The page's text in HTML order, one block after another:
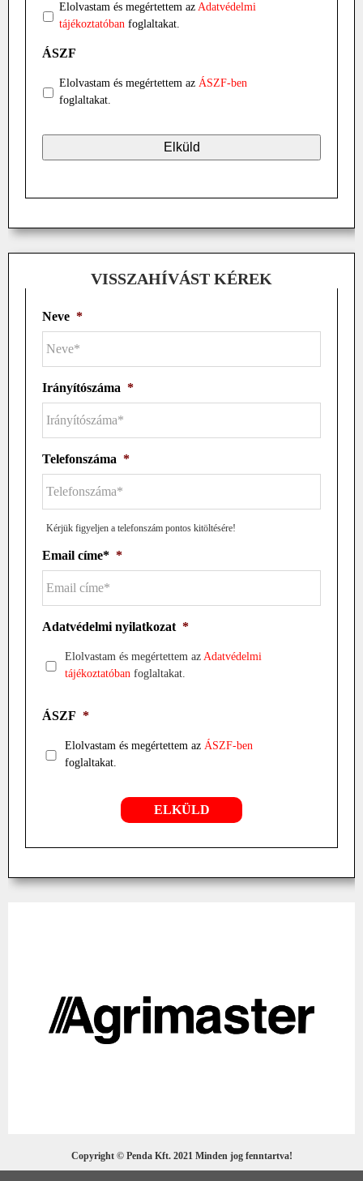
Elolvastam és megértettem az Adatvédelmi
tájékoztatóban foglaltakat.
ÁSZF
Elolvastam és megértettem az ÁSZF-ben
foglaltakat.
VISSZAHÍVÁST KÉREK
Neve *
Irányítószáma *
Telefonszáma *
Kérjük figyeljen a telefonszám pontos kitöltésére!
Email címe* *
Adatvédelmi nyilatkozat *
Elolvastam és megértettem az Adatvédelmi
tájékoztatóban foglaltakat.
ÁSZF *
Elolvastam és megértettem az ÁSZF-ben
foglaltakat.
Copyright © Penda Kft. 2021 Minden jog fenntartva!